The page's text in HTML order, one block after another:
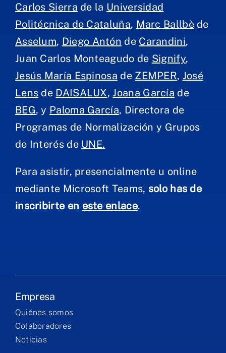
Carlos Sierra de la Universidad
Politécnica de Cataluña, Marc Ballbède
Asselum, Diego Antón de Carandini,
Juan Carlos Monteagudo de Signify,
Jesús María Espinosa de ZEMPER, José
Lens de DAISALUX,Joana García de
BEG, y Paloma García, Directora de
Programas de Normalización y Grupos
de Interés de UNE.
Para asistir, presencialmente u online
mediante Microsoft Teams, solo has de
inscribirte en este enlace.
Empresa
Quiénes somos
Colaboradores
Noticias